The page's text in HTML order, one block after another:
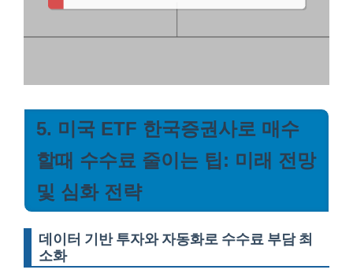
5. 미국 ETF 한국증권사로 매수
할때 수수료 줄이는 팁: 미래 전망
및 심화 전략
데이터 기반 투자와 자동화로 수수료 부담 최
소화